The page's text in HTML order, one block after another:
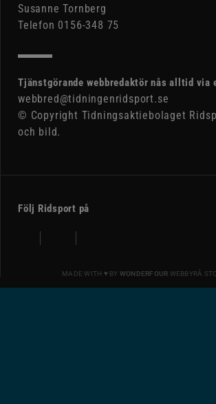
Susanne Tornberg
Telefon 0156-348 75
Tjänstgörande webbredaktör nås alltid via
webbred@tidningenridsport.se
© Copyright Tidningsaktiebolaget
och bild.
Följ Ridsport på
MADE WITH ♥ BY WONDERFOUR WEBBYRÅ